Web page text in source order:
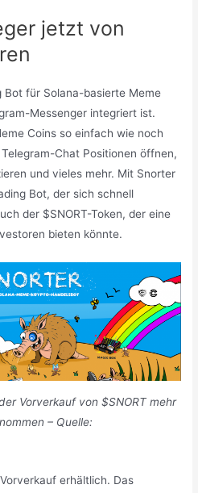
jetzt von
Bot für Solana-basierte Meme
Messenger integriert ist.
Coins so einfach wie noch
Chat Positionen öffnen,
und vieles mehr. Mit Snorter
Bot, der sich schnell
der $SNORT-Token, der eine
bieten könnte.
Vorverkauf von $SNORT mehr
– Quelle:
erhältlich. Das